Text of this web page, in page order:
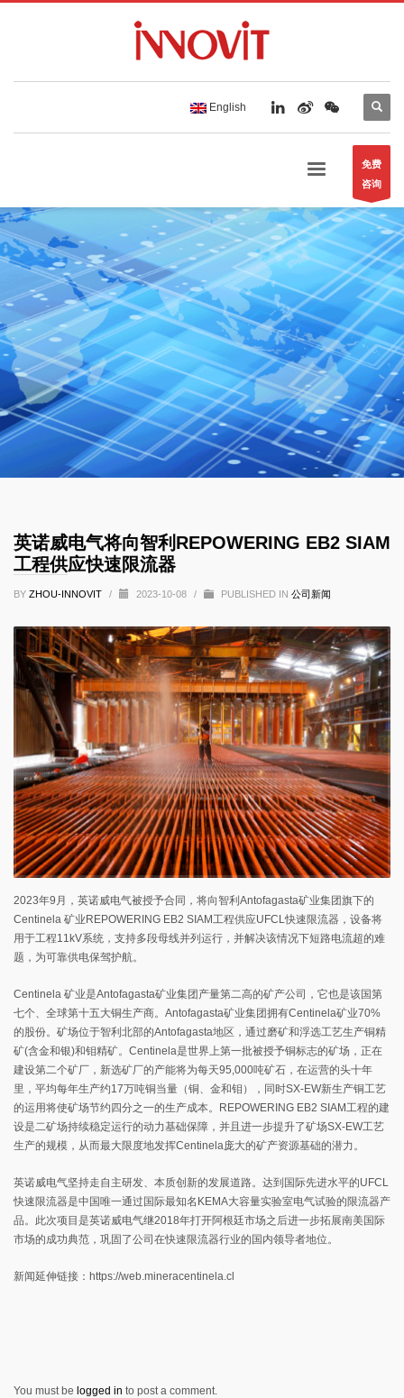
English
免费
咨询
英诺威电气将向智利REPOWERING EB2 SIAM
工程供应快速限流器
BY ZHOU-INNOVIT / 2023-10-08 / PUBLISHED IN 公司新闻
2023年9月，英诺威电气被授予合同，将向智利Antofagasta矿业集团旗下的
Centinela 矿业REPOWERING EB2 SIAM工程供应UFCL快速限流器，设备将
用于工程11kV系统，支持多段母线并列运行，并解决该情况下短路电流超的难
题，为可靠供电保驾护航。
Centinela 矿业是Antofagasta矿业集团产量第二高的矿产公司，它也是该国第
七个、全球第十五大铜生产商。Antofagasta矿业集团拥有Centinela矿业70%
的股份。矿场位于智利北部的Antofagasta地区，通过磨矿和浮选工艺生产铜精
矿(含金和银)和钼精矿。Centinela是世界上第一批被授予铜标志的矿场，正在
建设第二个矿厂，新选矿厂的产能将为每天95,000吨矿石，在运营的头十年
里，平均每年生产约17万吨铜当量（铜、金和钼），同时SX-EW新生产铜工艺
的运用将使矿场节约四分之一的生产成本。REPOWERING EB2 SIAM工程的建
设是二矿场持续稳定运行的动力基础保障，并且进一步提升了矿场SX-EW工艺
生产的规模，从而最大限度地发挥Centinela庞大的矿产资源基础的潜力。
英诺威电气坚持走自主研发、本质创新的发展道路。达到国际先进水平的UFCL
快速限流器是中国唯⼀通过国际最知名KEMA⼤容量实验室电⽓试验的限流器产
品。此次项目是英诺威电气继2018年打开阿根廷市场之后进一步拓展南美国际
市场的成功典范，巩固了公司在快速限流器行业的国内领导者地位。
新闻延伸链接：https://web.mineracentinela.cl
You must be logged in to post a comment.